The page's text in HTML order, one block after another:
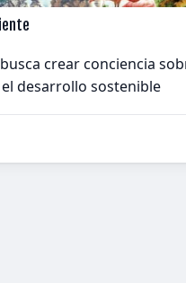
crear conciencia
desarrollo sostenible